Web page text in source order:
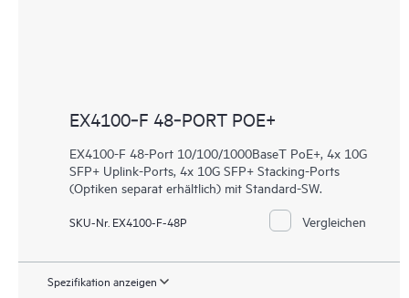
EX4100‑F 48‑PORT POE+
EX4100-F 48-Port 10/100/1000BaseT PoE+, 4x 10G
SFP+ Uplink-Ports, 4x 10G SFP+ Stacking-Ports
(Optiken separat erhältlich) mit Standard-SW.
SKU-Nr. EX4100-F-48P Vergleichen
Spezifikation anzeigen